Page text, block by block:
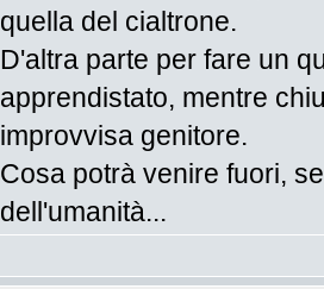
quella del cialtrone.
D'altra parte per fare un
apprendistato, mentre
improvvisa genitore.
Cosa potrà venire fuori,
dell'umanità...